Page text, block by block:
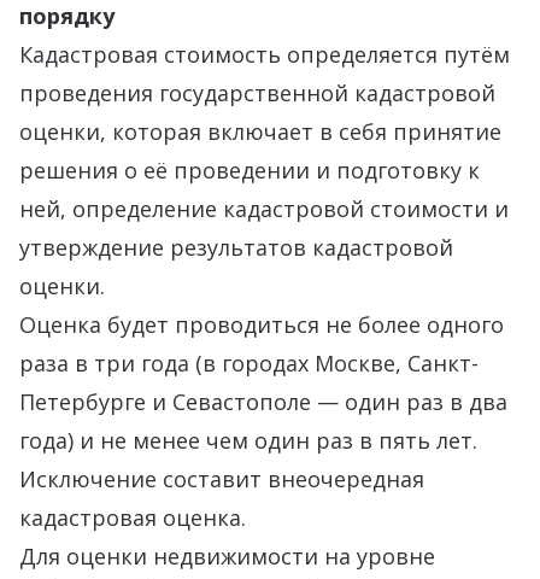
порядку
Кадастровая стоимость определяется путём
проведения государственной кадастровой
оценки, которая включает в себя принятие
решения о её проведении и подготовку к
ней, определение кадастровой стоимости и
утверждение результатов кадастровой
оценки.
Оценка будет проводиться не более одного
раза в три года (в городах Москве, Санкт-
Петербурге и Севастополе — один раз в два
года) и не менее чем один раз в пять лет.
Исключение составит внеочередная
кадастровая оценка.
Для оценки недвижимости на уровне